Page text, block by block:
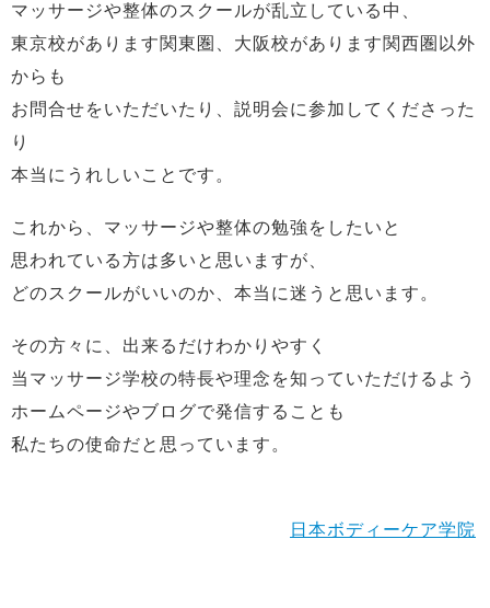
マッサージや整体のスクールが乱立している中、
東京校があります関東圏、大阪校があります関西圏以外
からも
お問合せをいただいたり、説明会に参加してくださった
り
本当にうれしいことです。
これから、マッサージや整体の勉強をしたいと
思われている方は多いと思いますが、
どのスクールがいいのか、本当に迷うと思います。
その方々に、出来るだけわかりやすく
当マッサージ学校の特長や理念を知っていただけるよう
ホームページやブログで発信することも
私たちの使命だと思っています。
日本ボディーケア学院